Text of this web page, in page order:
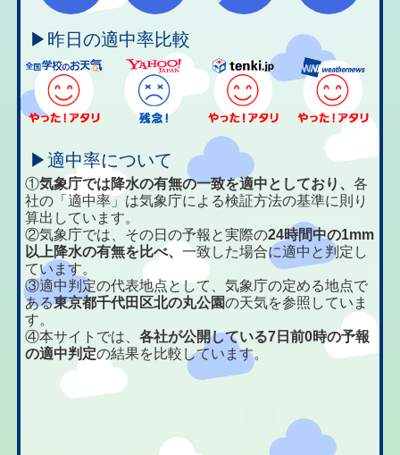
▶昨日の適中率比較
▶適中率について
①気象庁では降水の有無の一致を適中としており、各
社の「適中率」は気象庁による検証方法の基準に則り
算出しています。
②気象庁では、その日の予報と実際の24時間中の1mm
以上降水の有無を比べ、一致した場合に適中と判定し
ています。
③適中判定の代表地点として、気象庁の定める地点で
ある東京都千代田区北の丸公園の天気を参照していま
す。
④本サイトでは、各社が公開している7日前0時の予報
の適中判定の結果を比較しています。